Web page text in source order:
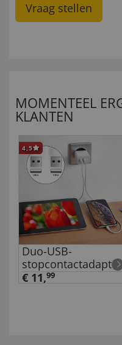
Vraag stellen
MOMENTEEL
KLANTEN
4,5
Duo-USB-
stopcontactadapter
€ 11,99